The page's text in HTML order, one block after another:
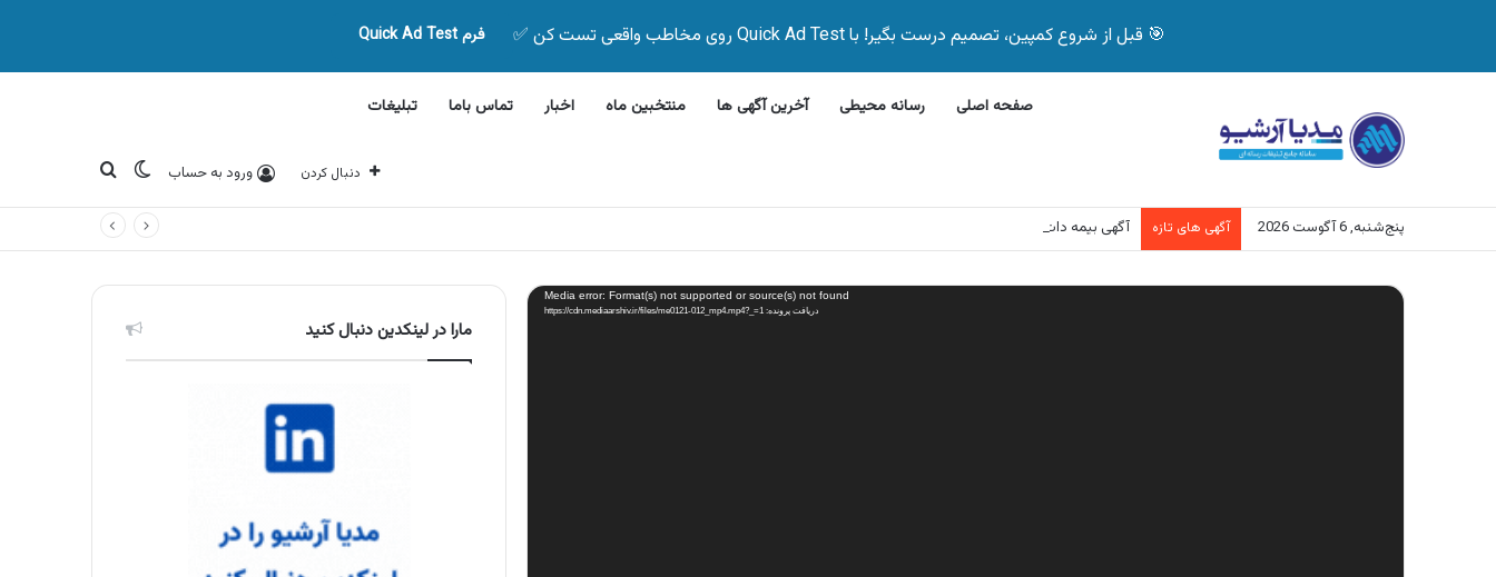
🎯 قبل از شروع کمپین، تصمیم درست بگیر! با Quick Ad Test روی مخاطب واقعی تست کن ✅ فرم Quick Ad Test
صفحه اصلی رسانه محیطی آخرین آگهی ها منتخبین ماه اخبار تماس باما تبلیغات
دنبال کردن ورود به حساب تغییر پوسته
جستجو برای
پنج‌شنبه, 6 آگوست 2026 آگهی های تازه آگهی بیمه دات کام، خرید آنلاین بیمه زیر ۵ دقیقه
نمایشگر
ویدیو Media error: Format(s) not supported or source(s) not found
دریافت پرونده: https://cdn.mediaarshiv.ir/files/me0121-012_mp4.mp4?_=1
مارا در لینکدین دنبال کنید